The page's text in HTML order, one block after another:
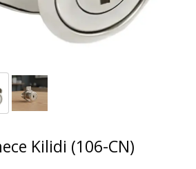
Kilidi (106-CN)